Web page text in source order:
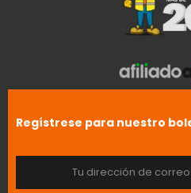
Regístrese para nuestro